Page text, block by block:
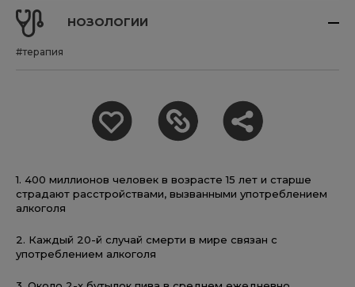
НОЗОЛОГИИ
#терапия
1. 400 миллионов человек в возрасте 15 лет и старше
страдают расстройствами, вызванными употреблением
алкоголя
2. Каждый 20-й случай смерти в мире связан с
употреблением алкоголя